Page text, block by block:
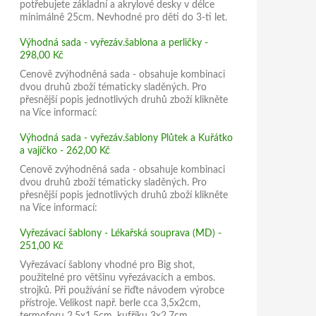
potřebujete základní a akrylové desky v délce
minimálně 25cm. Nevhodné pro děti do 3-ti let.
Výhodná sada - vyřezáv.šablona a perličky -
298,00 Kč
Cenově zvýhodněná sada - obsahuje kombinaci
dvou druhů zboží tématicky sladěných. Pro
přesnější popis jednotlivých druhů zboží klikněte
na Více informací:
Výhodná sada - vyřezáv.šablony Plůtek a Kuřátko
a vajíčko - 262,00 Kč
Cenově zvýhodněná sada - obsahuje kombinaci
dvou druhů zboží tématicky sladěných. Pro
přesnější popis jednotlivých druhů zboží klikněte
na Více informací:
Vyřezávací šablony - Lékařská souprava (MD) -
251,00 Kč
Vyřezávací šablony vhodné pro Big shot,
použitelné pro většinu vyřezávacích a embos.
strojků. Při používání se řiďte návodem výrobce
přístroje. Velikost např. berle cca 3,5x2cm,